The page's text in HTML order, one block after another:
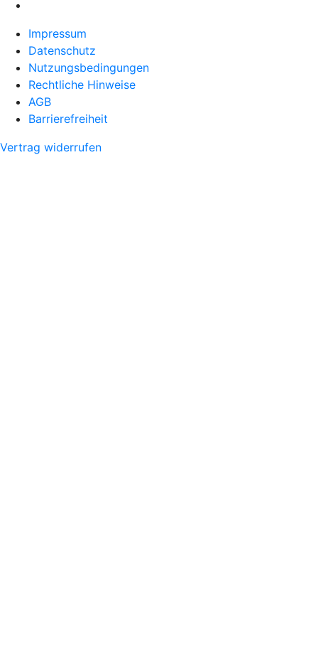
Impressum
Datenschutz
Nutzungsbedingungen
Rechtliche Hinweise
AGB
Barrierefreiheit
Vertrag widerrufen